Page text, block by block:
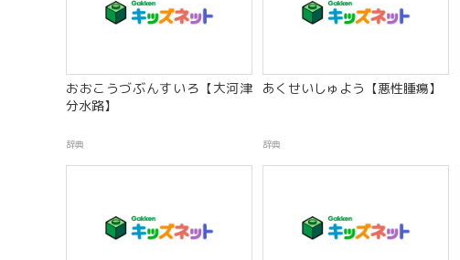
おおこうづぶんすいろ【大河津
分水路】
辞典
あくせいしゅよう【悪性腫瘍】
辞典